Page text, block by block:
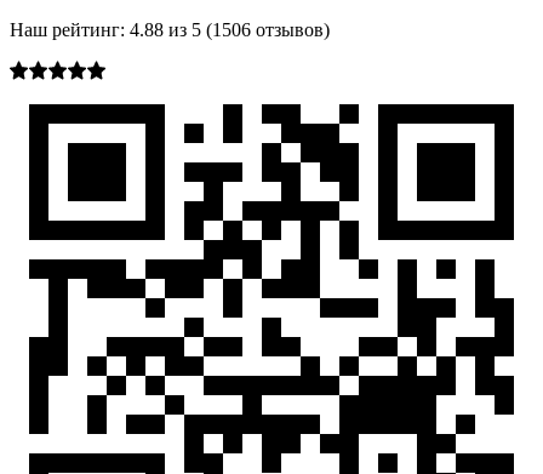
Наш рейтинг: 4.88 из 5 (1506 отзывов)